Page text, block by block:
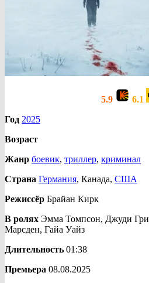
5.9
6.1
Год 2025
Возраст
Жанр боевик, триллер, криминал
Страна Германия, Канада, США
Режиссёр Брайан Кирк
В ролях Эмма Томпсон, Джуди
Марсден, Гайа Уайз
Длительность 01:38
Премьера 08.08.2025